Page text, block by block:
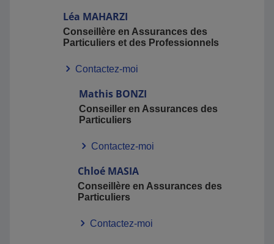
Léa MAHARZI
Conseillère en Assurances des
Particuliers et des Professionnels
Contactez-moi
Mathis BONZI
Conseiller en Assurances des
Particuliers
Contactez-moi
Chloé MASIA
Conseillère en Assurances des
Particuliers
Contactez-moi